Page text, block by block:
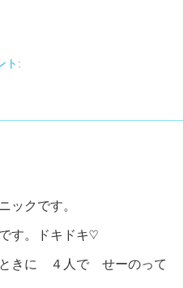
ト:
ックです。
す。ドキドキ♡
ときに ４人で せーのって